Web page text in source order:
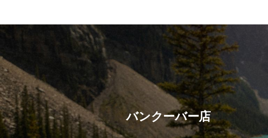
バンクーバー店